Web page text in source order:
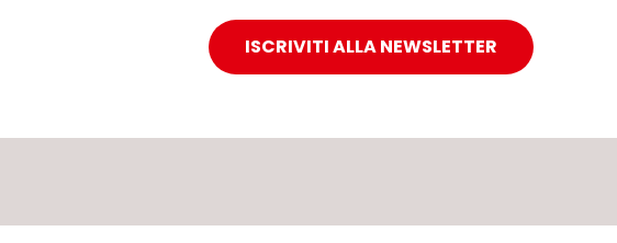
ISCRIVITI ALLA NEWSLETTER